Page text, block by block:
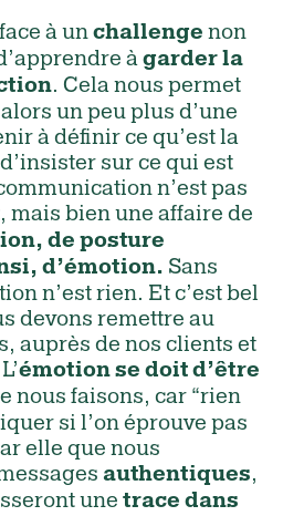
à unchallenge non
àgarder la
. Cela nous permet
un peu plus d’une
à définir ce qu’est la
sur ce qui est
n’est pas
, mais bien une affaire de
de posture
d’émotion. Sans
n’est rien. Et c’est bel
devons remettre au
auprès de nos clients et
émotion se doit d’être
nous faisons, car “rien
si l’on éprouve pas
elle que nous
authentiques,
une trace dans